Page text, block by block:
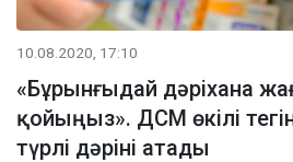
10.08.2020, 17:10
«Бұрынғыдай дәріхана
қойыңыз». ДСМ өкілі
түрлі дәріні атады